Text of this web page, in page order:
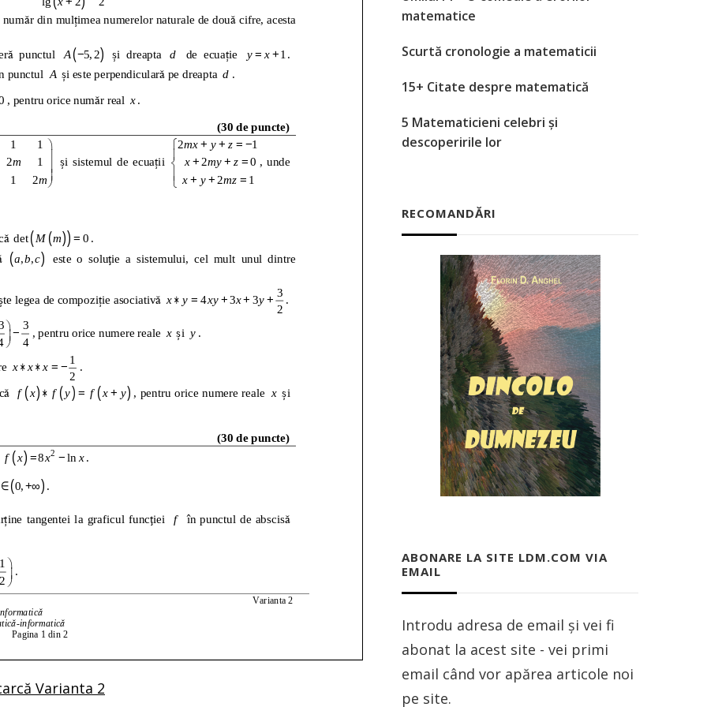
Varianta 2
matematice
Scurtă cronologie a matematicii
15+ Citate despre matematică
5 Matematicieni celebri și
descoperirile lor
RECOMANDĂRI
ABONARE LA SITE LDM.COM VIA
EMAIL
Introdu adresa de email și vei fi
abonat la acest site - vei primi
email când vor apărea articole noi
pe site.